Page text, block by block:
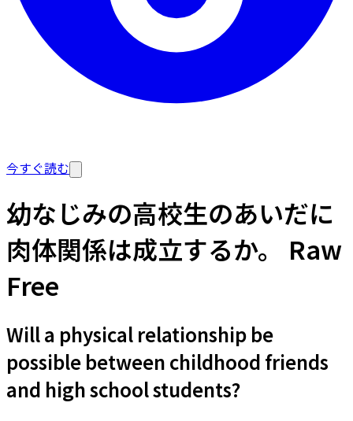
今すぐ読む
幼なじみの高校生のあいだに
肉体関係は成立するか。 Raw
Free
Will a physical relationship be
possible between childhood friends
and high school students?